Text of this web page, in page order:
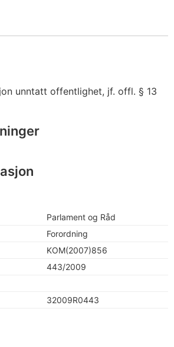
unntatt offentlighet, jf. offl. § 13
Parlament og Råd
Forordning
KOM(2007)856
443/2009
32009R0443